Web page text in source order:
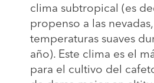
clima subtropical (es
propenso a las
temperaturas suaves
año). Este clima es el
para el cultivo del